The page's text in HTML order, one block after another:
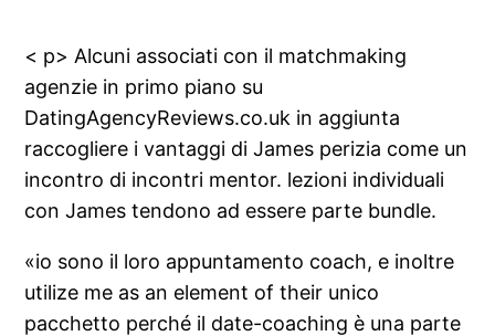
< p> Alcuni associati con il matchmaking
agenzie in primo piano su
DatingAgencyReviews.co.uk in aggiunta
raccogliere i vantaggi di James perizia come un
incontro di incontri mentor. lezioni individuali
con James tendono ad essere parte bundle.
«io sono il loro appuntamento coach, e inoltre
utilize me as an element of their unico
pacchetto perché il date-coaching è una parte